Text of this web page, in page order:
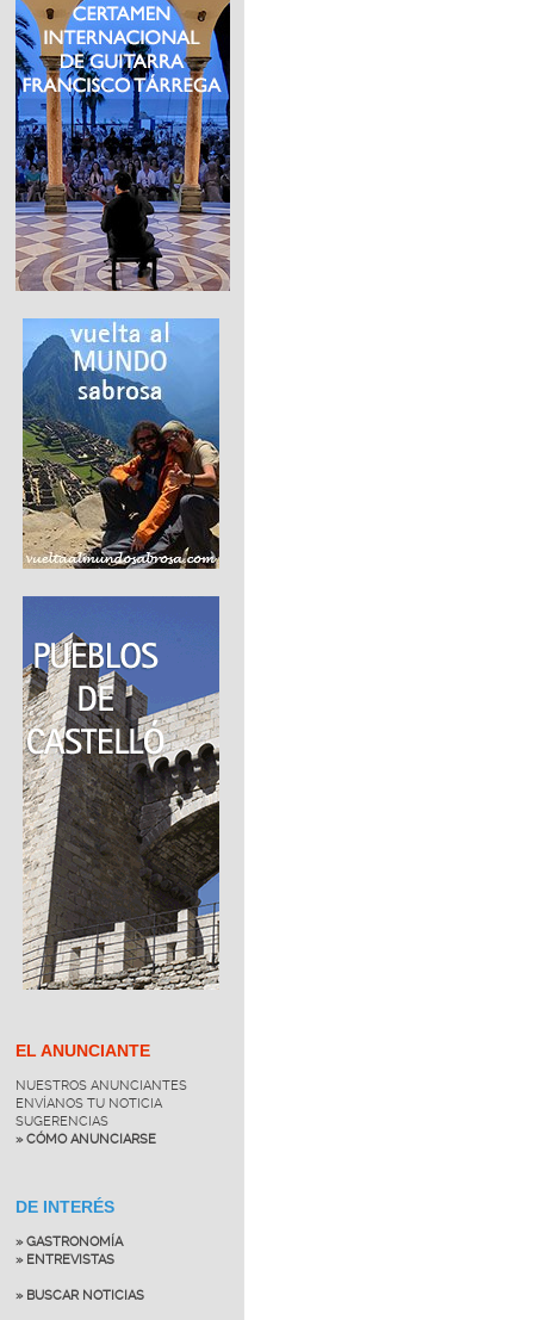
EL ANUNCIANTE
NUESTROS ANUNCIANTES
ENVÍANOS TU NOTICIA
SUGERENCIAS
» CÓMO ANUNCIARSE
DE INTERÉS
» GASTRONOMÍA
» ENTREVISTAS
» BUSCAR NOTICIAS